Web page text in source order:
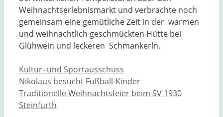
Weihnachtserlebnismarkt und verbrachte noch
gemeinsam eine gemütliche Zeit in der warmen
und weihnachtlich geschmückten Hütte bei
Glühwein und leckeren Schmankerln.
Kategorien
Kultur- und Sportausschuss
Nikolaus besucht Fußball-Kinder
Traditionelle Weihnachtsfeier beim SV 1930
Steinfurth